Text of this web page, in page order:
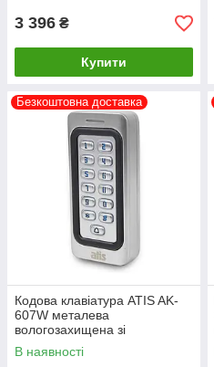
3 396 ₴
Купити
Безкоштовна доставка
Кодова клавіатура ATIS AK-
607W металева
вологозахищена зі
зчитувачем карток EM-
Marine/Mifare
В наявності